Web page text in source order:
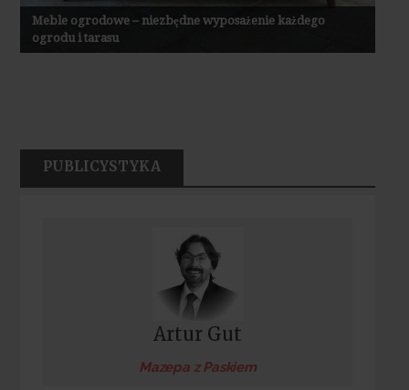
Meble ogrodowe – niezbędne wyposażenie każdego
ogrodu i tarasu
PUBLICYSTYKA
Artur Gut
Mazepa z Paskiem